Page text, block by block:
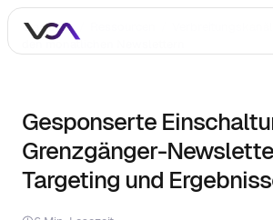
Startseite
den monatlichen Newslettern
Gesponserte
Grenzgänger-
Targeting und